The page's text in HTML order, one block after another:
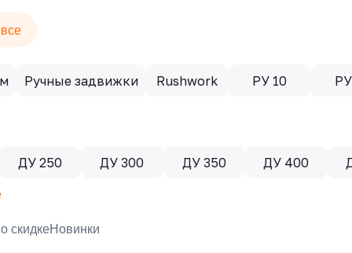
Ручные задвижки Rushwork РУ 10
ДУ 250 ДУ 300 ДУ 350 ДУ 400
скидкеНовинки